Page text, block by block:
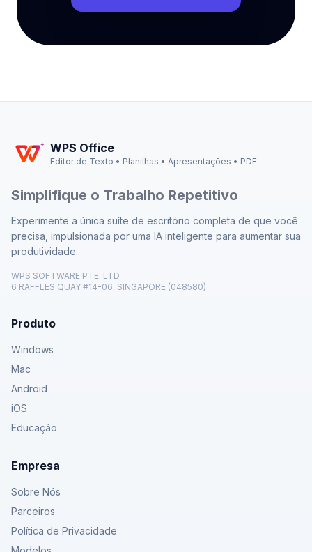
WPS Office
Editor de Texto • Planilhas • Apresentações • PDF
Simplifique o Trabalho Repetitivo
Experimente a única suíte de escritório completa de que você
precisa, impulsionada por uma IA inteligente para aumentar sua
produtividade.
WPS SOFTWARE PTE. LTD.
6 RAFFLES QUAY #14-06, SINGAPORE (048580)
Produto
Windows
Mac
Android
iOS
Educação
Empresa
Sobre Nós
Parceiros
Política de Privacidade